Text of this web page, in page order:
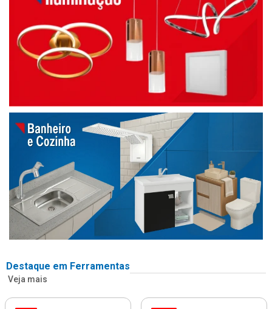
Destaque em Ferramentas
Veja mais